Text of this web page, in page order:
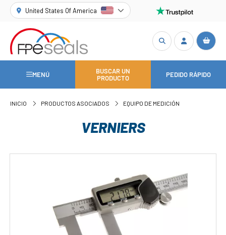
United States Of America
MENÚ
BUSCAR UN
PRODUCTO
PEDIDO RÁPIDO
INICIO PRODUCTOS ASOCIADOS EQUIPO DE MEDICIÓN
VERNIERS